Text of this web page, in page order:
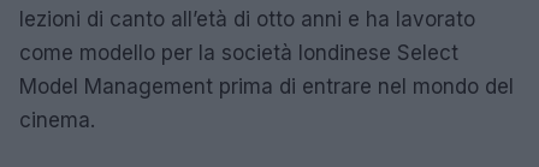
lezioni di canto all’età di otto anni e ha lavorato
come modello per la società londinese Select
Model Management prima di entrare nel mondo del
cinema.